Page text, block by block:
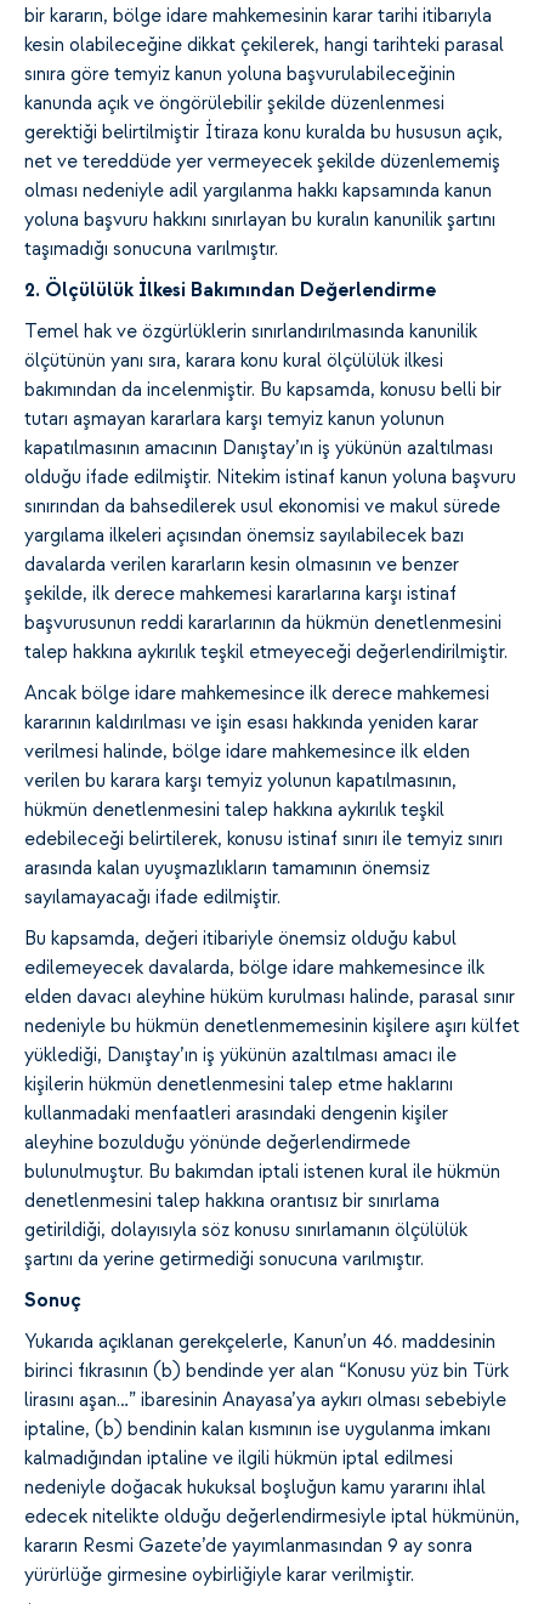
bir kararın, bölge idare mahkemesinin karar tarihi itibarıyla
kesin olabileceğine dikkat çekilerek, hangi tarihteki parasal
sınıra göre temyiz kanun yoluna başvurulabileceğinin
kanunda açık ve öngörülebilir şekilde düzenlenmesi
gerektiği belirtilmiştir İtiraza konu kuralda bu hususun açık,
net ve tereddüde yer vermeyecek şekilde düzenlememiş
olması nedeniyle adil yargılanma hakkı kapsamında kanun
yoluna başvuru hakkını sınırlayan bu kuralın kanunilik şartını
taşımadığı sonucuna varılmıştır.
2. Ölçülülük İlkesi Bakımından Değerlendirme
Temel hak ve özgürlüklerin sınırlandırılmasında kanunilik
ölçütünün yanı sıra, karara konu kural ölçülülük ilkesi
bakımından da incelenmiştir. Bu kapsamda, konusu belli bir
tutarı aşmayan kararlara karşı temyiz kanun yolunun
kapatılmasının amacının Danıştay’ın iş yükünün azaltılması
olduğu ifade edilmiştir. Nitekim istinaf kanun yoluna başvuru
sınırından da bahsedilerek usul ekonomisi ve makul sürede
yargılama ilkeleri açısından önemsiz sayılabilecek bazı
davalarda verilen kararların kesin olmasının ve benzer
şekilde, ilk derece mahkemesi kararlarına karşı istinaf
başvurusunun reddi kararlarının da hükmün denetlenmesini
talep hakkına aykırılık teşkil etmeyeceği değerlendirilmiştir.
Ancak bölge idare mahkemesince ilk derece mahkemesi
kararının kaldırılması ve işin esası hakkında yeniden karar
verilmesi halinde, bölge idare mahkemesince ilk elden
verilen bu karara karşı temyiz yolunun kapatılmasının,
hükmün denetlenmesini talep hakkına aykırılık teşkil
edebileceği belirtilerek, konusu istinaf sınırı ile temyiz sınırı
arasında kalan uyuşmazlıkların tamamının önemsiz
sayılamayacağı ifade edilmiştir.
Bu kapsamda, değeri itibariyle önemsiz olduğu kabul
edilemeyecek davalarda, bölge idare mahkemesince ilk
elden davacı aleyhine hüküm kurulması halinde, parasal sınır
nedeniyle bu hükmün denetlenmemesinin kişilere aşırı külfet
yüklediği, Danıştay’ın iş yükünün azaltılması amacı ile
kişilerin hükmün denetlenmesini talep etme haklarını
kullanmadaki menfaatleri arasındaki dengenin kişiler
aleyhine bozulduğu yönünde değerlendirmede
bulunulmuştur. Bu bakımdan iptali istenen kural ile hükmün
denetlenmesini talep hakkına orantısız bir sınırlama
getirildiği, dolayısıyla söz konusu sınırlamanın ölçülülük
şartını da yerine getirmediği sonucuna varılmıştır.
Sonuç
Yukarıda açıklanan gerekçelerle, Kanun’un 46. maddesinin
birinci fıkrasının (b) bendinde yer alan “Konusu yüz bin Türk
lirasını aşan…” ibaresinin Anayasa’ya aykırı olması sebebiyle
iptaline, (b) bendinin kalan kısmının ise uygulanma imkanı
kalmadığından iptaline ve ilgili hükmün iptal edilmesi
nedeniyle doğacak hukuksal boşluğun kamu yararını ihlal
edecek nitelikte olduğu değerlendirmesiyle iptal hükmünün,
kararın Resmi Gazete’de yayımlanmasından 9 ay sonra
yürürlüğe girmesine oybirliğiyle karar verilmiştir.